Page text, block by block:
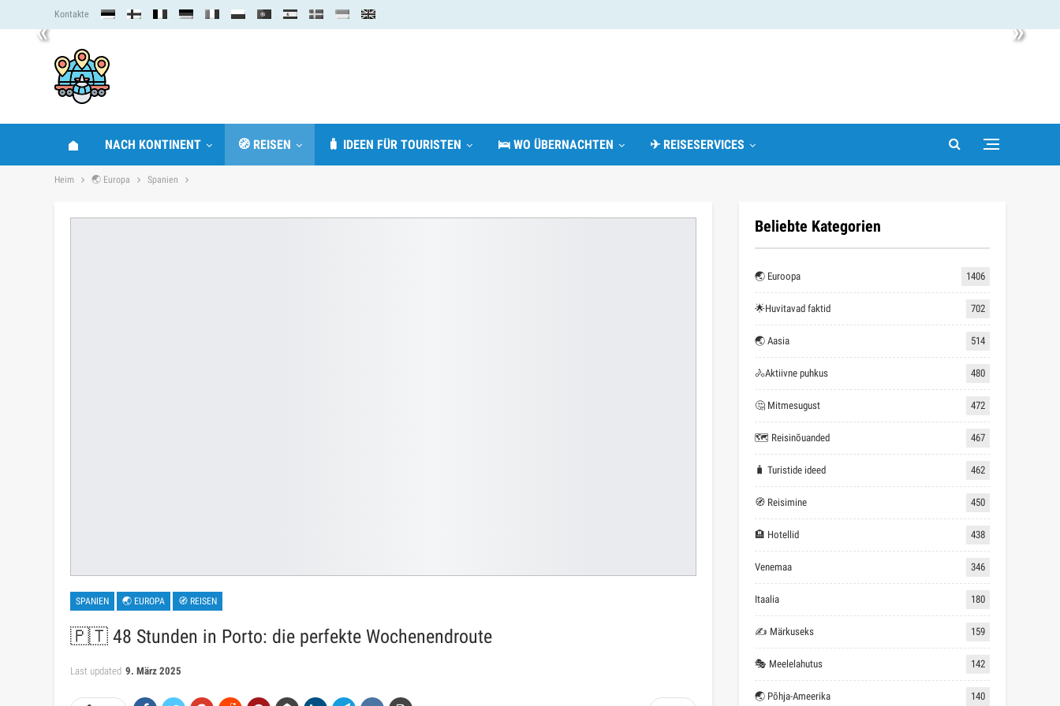
« »
Kontakte
NACH KONTINENT 🧭 REISEN 🧳 IDEEN FÜR TOURISTEN 🛌 WO ÜBERNACHTEN ✈ REISESERVICES
Heim 🌏 Europa Spanien
SPANIEN 🌏 EUROPA 🧭 REISEN
🇵🇹 48 Stunden in Porto: die perfekte Wochenendroute
Last updated 9. März 2025
Beliebte Kategorien
🌏 Euroopa 1406
🌟Huvitavad faktid 702
🌏 Aasia 514
🚴Aktiivne puhkus 480
🤔 Mitmesugust 472
🗺 Reisinõuanded 467
🧳 Turistide ideed 462
🧭 Reisimine 450
🏨 Hotellid 438
Venemaa 346
Itaalia 180
✍ Märkuseks 159
🎭 Meelelahutus 142
🌏 Põhja-Ameerika 140